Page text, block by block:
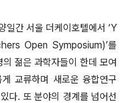
간 서울 더케이호텔에서 ‘Y
Open Symposium)’를
젊은 과학자들이 한데 모여
교류하며 새로운 융합연구
다. 또 분야의 경계를 넘어선